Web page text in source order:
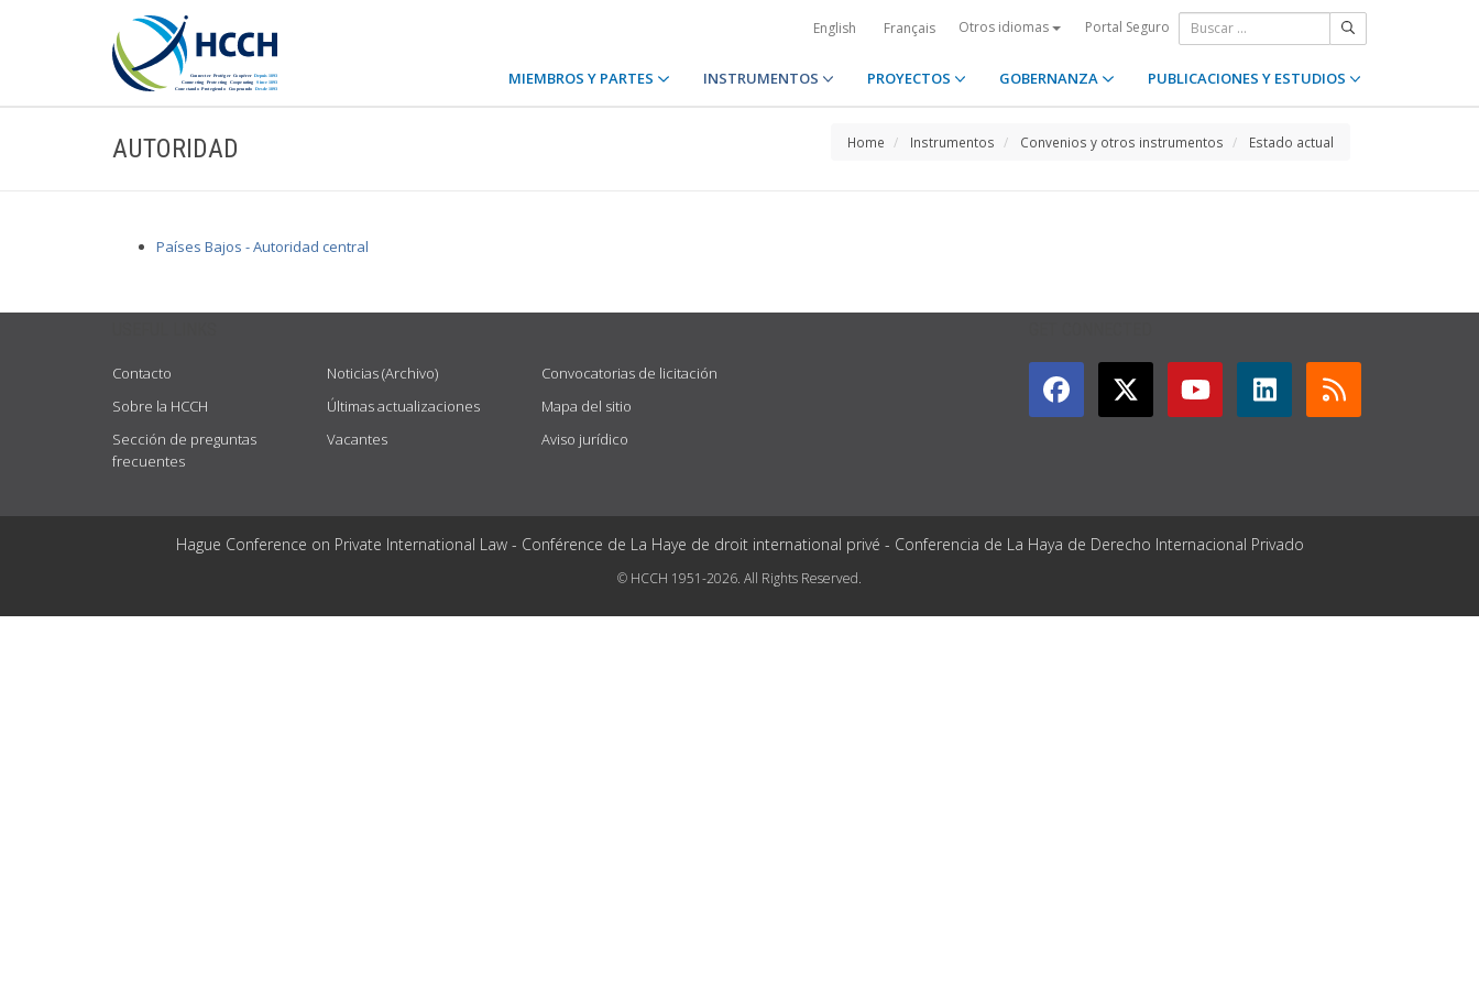
English Français Otros idiomas Portal Seguro
MIEMBROS Y PARTES INSTRUMENTOS PROYECTOS GOBERNANZA PUBLICACIONES Y ESTUDIOS
AUTORIDAD Home Instrumentos Convenios y otros instrumentos Estado actual
Países Bajos - Autoridad central
Contacto
Sobre la HCCH
Sección de preguntas
frecuentes
Noticias (Archivo)
Últimas actualizaciones
Vacantes
Convocatorias de licitación
Mapa del sitio
Aviso jurídico
Hague Conference on Private International Law - Conférence de La Haye de droit international privé - Conferencia de La Haya de Derecho Internacional Privado
© HCCH 1951-2026. All Rights Reserved.